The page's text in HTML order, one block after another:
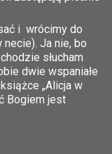
i wrócimy do
Ja nie, bo
słucham
dwie wspaniałe
„Alicja w
Bogiem jest